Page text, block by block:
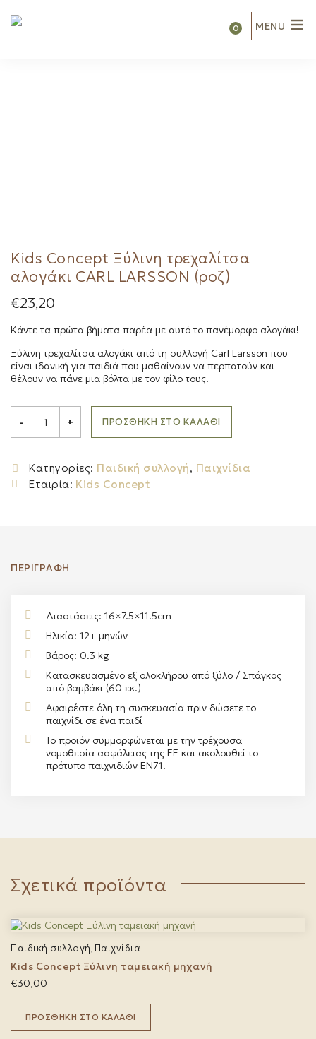
MENU
0
Kids Concept Ξύλινη τρεχαλίτσα
αλογάκι CARL LARSSON (ροζ)
€23,20
Κάντε τα πρώτα βήματα παρέα με αυτό το πανέμορφο αλογάκι!
Ξύλινη τρεχαλίτσα αλογάκι από τη συλλογή Carl Larsson που
είναι ιδανική για παιδιά που μαθαίνουν να περπατούν και
θέλουν να πάνε μια βόλτα με τον φίλο τους!
Concept
CARL
LARSSON
(ροζ)
- + ΠΡΟΣΘΉΚΗ ΣΤΟ ΚΑΛΆΘΙ
Κατηγορίες: Παιδική συλλογή, Παιχνίδια
Εταιρία: Kids Concept
ΠΕΡΙΓΡΑΦΉ
Διαστάσεις: 16×7.5×11.5cm
Ηλικία: 12+ μηνών
Βάρος: 0.3 kg
Κατασκευασμένο εξ ολοκλήρου από ξύλο / Σπάγκος
από βαμβάκι (60 εκ.)
Αφαιρέστε όλη τη συσκευασία πριν δώσετε το
παιχνίδι σε ένα παιδί
Το προϊόν συμμορφώνεται με την τρέχουσα
νομοθεσία ασφάλειας της ΕΕ και ακολουθεί το
πρότυπο παιχνιδιών EN71.
Σχετικά προϊόντα
Παιδική συλλογή, Παιχνίδια
Kids Concept Ξύλινη ταμειακή μηχανή
€30,00
ΠΡΟΣΘΉΚΗ ΣΤΟ ΚΑΛΆΘΙ